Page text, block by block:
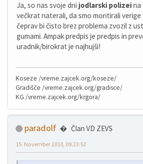
Ja, so nas svoje dni jodlarski polizeina
večkrat naterali, da smo montirali
čeprav bi čisto brez problema zvozil z
gumami. Ampak predpis je predpis in
uradnik/birokrat je najhujši!
Koseze /vreme.zajcek.org/koseze/
Gradišče /vreme.zajcek.org/gradisce/
KG /vreme.zajcek.org/krgora/
paradolf
Član VD ZEVS
15. November 2010, 09:23:52